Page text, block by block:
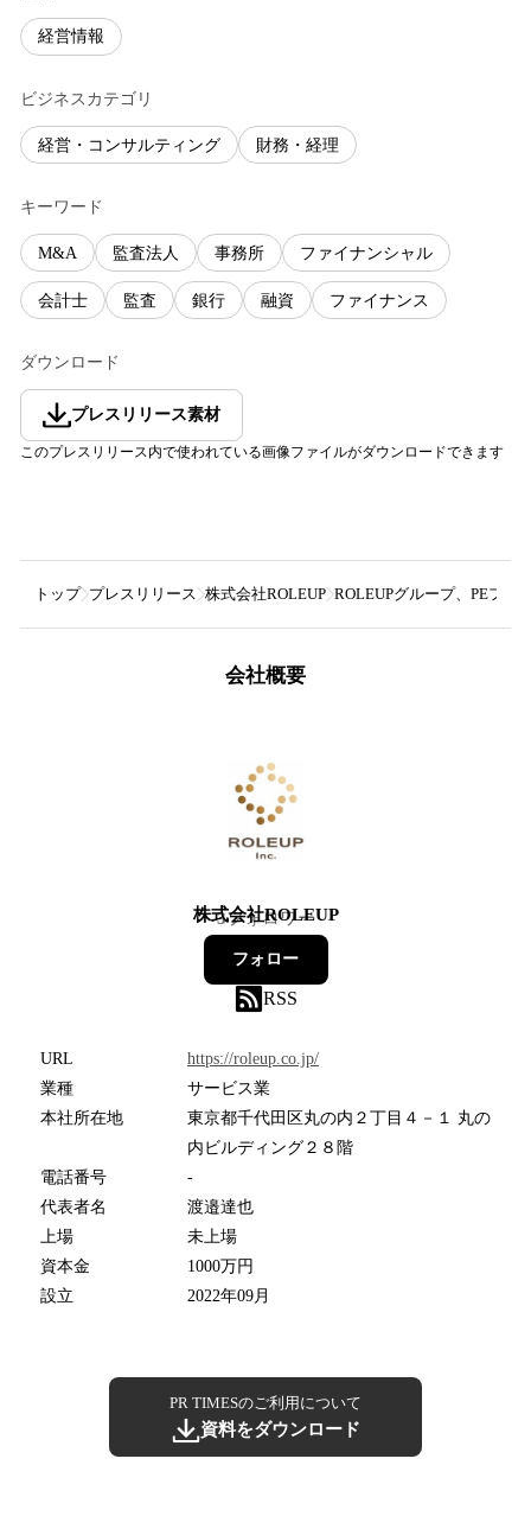
経営情報
ビジネスカテゴリ
経営・コンサルティング 財務・経理
キーワード
M&A 監査法人 事務所 ファイナンシャル
会計士 監査 銀行 融資 ファイナンス
ダウンロード
プレスリリース素材
このプレスリリース内で使われている画像ファイルがダウンロードできます
トップ プレスリリース 株式会社ROLEUP ROLEUPグループ、PEファ
会社概要
株式会社ROLEUP
3フォロワー
フォロー
RSS
URL
https://roleup.co.jp/
業種
サービス業
本社所在地
東京都千代田区丸の内２丁目４－１ 丸の
内ビルディング２８階
電話番号
-
代表者名
渡邉達也
上場
未上場
資本金
1000万円
設立
2022年09月
PR TIMESのご利用について
資料をダウンロード